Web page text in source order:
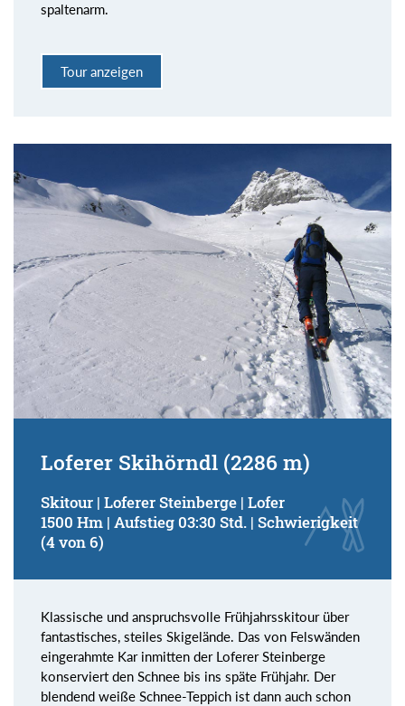
spaltenarm.
Tour anzeigen
Loferer Skihörndl (2286 m)
Skitour | Loferer Steinberge | Lofer
1500 Hm | Aufstieg 03:30 Std. | Schwierigkeit
(4 von 6)
Klassische und anspruchsvolle Frühjahrsskitour über
fantastisches, steiles Skigelände. Das von Felswänden
eingerahmte Kar inmitten der Loferer Steinberge
konserviert den Schnee bis ins späte Frühjahr. Der
blendend weiße Schnee-Teppich ist dann auch schon